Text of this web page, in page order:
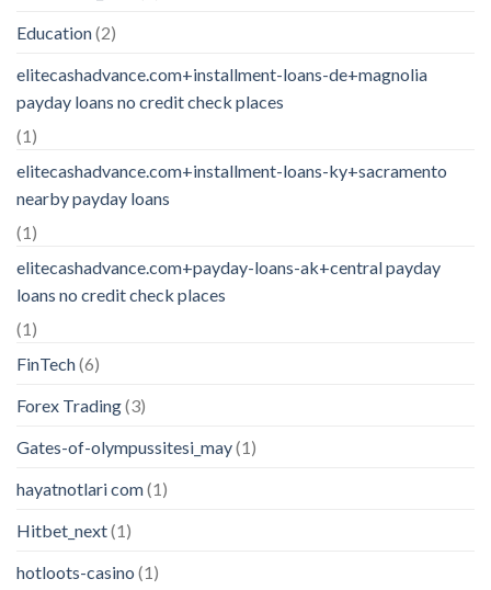
Education(2)
elitecashadvance.com+installment-loans-de+magnolia
payday loans no credit check places
(1)
elitecashadvance.com+installment-loans-ky+sacramento
nearby payday loans
(1)
elitecashadvance.com+payday-loans-ak+central payday
loans no credit check places
(1)
FinTech(6)
Forex Trading(3)
Gates-of-olympussitesi_may(1)
hayatnotlari com(1)
Hitbet_next(1)
hotloots-casino (1)